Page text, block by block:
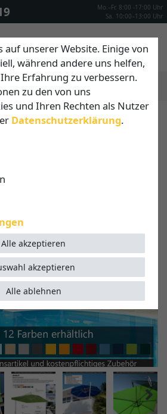
Mo.–Fr. 8:00 -17:00 Uhr
Sa. 10:00–13:00 Uhr
auf unserer Website. Einige von
während andere uns helfen,
Erfahrung zu verbessern.
zu den von uns
und Ihren Rechten als Nutzer
Daten­schutz­erklärung.
Alle akzeptieren
Alle ablehnen
akzeptieren